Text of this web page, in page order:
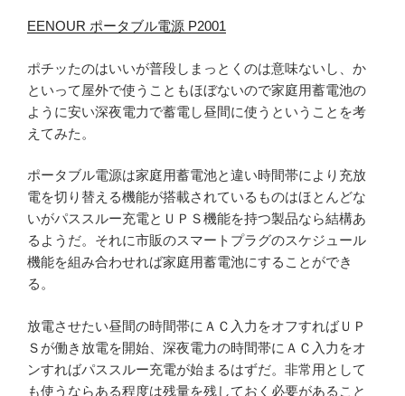
EENOUR ポータブル電源 P2001
ポチッたのはいいが普段しまっとくのは意味ないし、か
といって屋外で使うこともほぼないので家庭用蓄電池の
ように安い深夜電力で蓄電し昼間に使うということを考
えてみた。
ポータブル電源は家庭用蓄電池と違い時間帯により充放
電を切り替える機能が搭載されているものはほとんどな
いがパススルー充電とＵＰＳ機能を持つ製品なら結構あ
るようだ。それに市販のスマートプラグのスケジュール
機能を組み合わせれば家庭用蓄電池にすることができ
る。
放電させたい昼間の時間帯にＡＣ入力をオフすればＵＰ
Ｓが働き放電を開始、深夜電力の時間帯にＡＣ入力をオ
ンすればパススルー充電が始まるはずだ。非常用として
も使うならある程度は残量を残しておく必要があること